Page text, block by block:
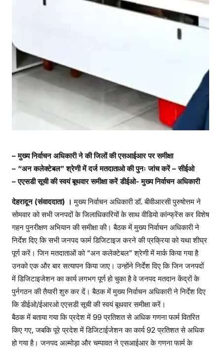
र्ण
– मुख्य निर्वाचन अधिकारी ने की जिलों की एसआईआर पर समीक्षा
– “अन कलेक्टेबल” श्रेणी में दर्ज मतदाताओ की पुनः जांच करें – सीईओ
– एएसडी सूची की स्वयं बूथवार समीक्षा करें डीईओ- मुख्य निर्वाचन अधिकारी
देहरादून (संवाददाता) । मुख्य निर्वाचन अधिकारी डॉ. बीवीआरसी पुरुषोत्तम ने
सोमवार को सभी जनपदों के जिलाधिकारियों के साथ वीडियो कांन्फ्रेंस कर विशेष
गहन पुनरीक्षण अभियान की समीक्षा की। बैठक में मुख्य निर्वाचन अधिकारी ने
निर्देश दिए कि सभी जनपद फार्म डिजिटाइज करने की प्रक्रिया को यथा शीघ्र
पूर्ण करें। जिन मतदाताओं को “अन कलेक्टेबल” श्रेणी में मार्क किया गया है
उनको एक और बार सत्यापन किया जाए। उन्होंने निर्देश दिए कि जिन जनपदों
में डिजिटाइजेशन का कार्य लगभग पूर्ण हो चुका है वे जनपद मतदान केंद्रों के
पुर्नगठन की तैयारी शुरु कर दें। बैठक में मुख्य निर्वाचन अधिकारी ने निर्देश दिए
कि डीईओ/ईआरओ एएसडी सूची की स्वयं बूथवार समीक्षा करें।
बैठक में बताया गया कि प्रदेश में 99 प्रतिशत से अधिक गणना फार्म वितरित
किए गए, जबकि पूरे प्रदेश में डिजिटाईजेशन का कार्य 92 प्रतिशत से अधिक
हो गया है। जनपद अल्मोड़ा और चम्पावत ने एसआईआर के गणना फार्म के